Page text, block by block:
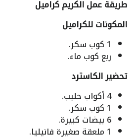
طريقة عمل الكريم كراميل
المكونات للكراميل
1 كوب سكر.
ربع كوب ماء.
تحضير الكاسترد
4 أكواب حليب.
1 كوب سكر.
6 بيضات كبيرة.
1 ملعقة صغيرة فانيليا.